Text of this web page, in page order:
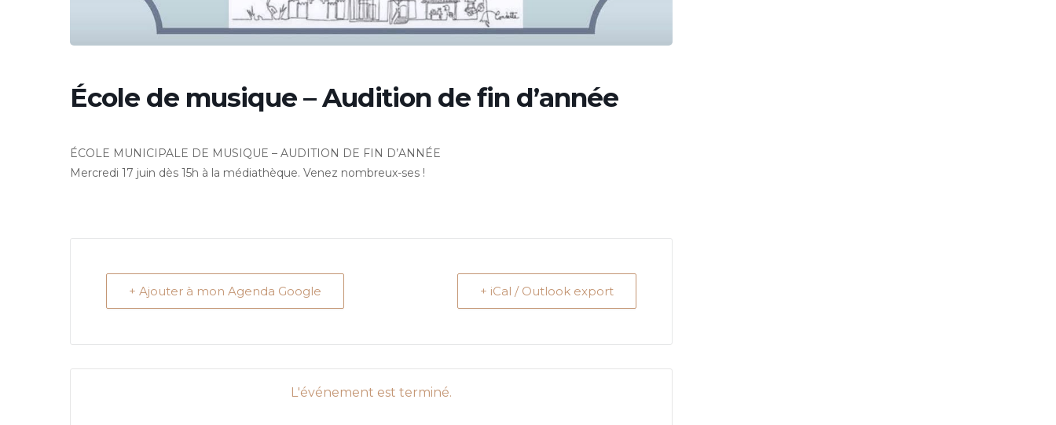
École de musique – Audition de fin d’année
ÉCOLE MUNICIPALE DE MUSIQUE – AUDITION DE FIN D’ANNÉE
Mercredi 17 juin dès 15h à la médiathèque. Venez nombreux-ses !
+ Ajouter à mon Agenda Google + iCal / Outlook export
L'événement est terminé.